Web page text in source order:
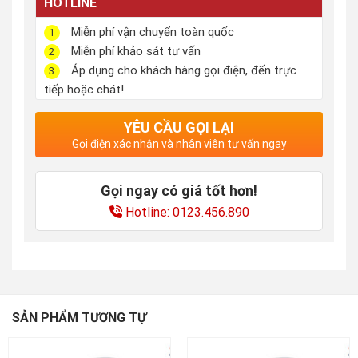
HOTLINE
1 Miễn phí vận chuyển toàn quốc
2 Miễn phí khảo sát tư vấn
3
Áp dụng cho khách hàng gọi điện, đến trực
tiếp hoặc chát!
YÊU CẦU GỌI LẠI
Gọi điện xác nhận và nhân viên tư vấn ngay
Gọi ngay có giá tốt hơn!
Hotline: 0123.456.890
SẢN PHẨM TƯƠNG TỰ